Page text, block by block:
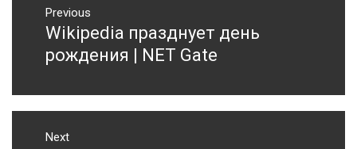
Навигация
записям
Previous
Previous
post:
Wikipedia празднует день
рождения | NET Gate
Next